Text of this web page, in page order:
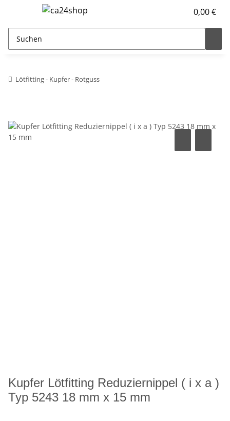
0,00 €
Lötfitting - Kupfer - Rotguss
Kupfer Lötfitting Reduziernippel ( i x a )
Typ 5243 18 mm x 15 mm